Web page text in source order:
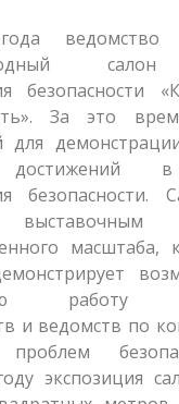
ведомство
салон
безопасности
За это
для
достижений
безопасности.
работу
и ведомств по
экспозиция